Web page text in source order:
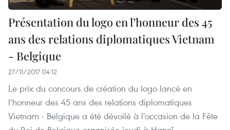
Présentation du logo en l’honneur des 45
ans des relations diplomatiques Vietnam
- Belgique
27/11/2017 04:12
Le prix du concours de création du logo lancé en
l’honneur des 45 ans des relations diplomatiques
Vietnam - Belgique a été dévoilé à l’occasion de la Fête